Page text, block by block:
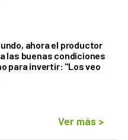
ahora el productor
las buenas condiciones
para invertir: "Los veo
Ver más >